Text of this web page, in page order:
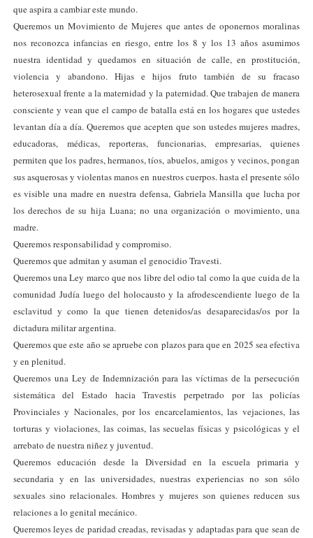
que aspira a cambiar este mundo.
Queremos un Movimiento de Mujeres que antes de oponernos moralinas
nos reconozca infancias en riesgo, entre los 8 y los 13 años asumimos
nuestra identidad y quedamos en situación de calle, en prostitución,
violencia y abandono. Hijas e hijos fruto también de su fracaso
heterosexual frente a la maternidad y la paternidad. Que trabajen de manera
consciente y vean que el campo de batalla está en los hogares que ustedes
levantan día a día. Queremos que acepten que son ustedes mujeres madres,
educadoras, médicas, reporteras, funcionarias, empresarias, quienes
permiten que los padres, hermanos, tíos, abuelos, amigos y vecinos, pongan
sus asquerosas y violentas manos en nuestros cuerpos. hasta el presente sólo
es visible una madre en nuestra defensa, Gabriela Mansilla que lucha por
los derechos de su hija Luana; no una organización o movimiento, una
madre.
Queremos responsabilidad y compromiso.
Queremos que admitan y asuman el genocidio Travesti.
Queremos una Ley marco que nos libre del odio tal como la que cuida de la
comunidad Judía luego del holocausto y la afrodescendiente luego de la
esclavitud y como la que tienen detenidos/as desaparecidas/os por la
dictadura militar argentina.
Queremos que este año se apruebe con plazos para que en 2025 sea efectiva
y en plenitud.
Queremos una Ley de Indemnización para las víctimas de la persecución
sistemática del Estado hacia Travestis perpetrado por las policías
Provinciales y Nacionales, por los encarcelamientos, las vejaciones, las
torturas y violaciones, las coimas, las secuelas físicas y psicológicas y el
arrebato de nuestra niñez y juventud.
Queremos educación desde la Diversidad en la escuela primaria y
secundaria y en las universidades, nuestras experiencias no son sólo
sexuales sino relacionales. Hombres y mujeres son quienes reducen sus
relaciones a lo genital mecánico.
Queremos leyes de paridad creadas, revisadas y adaptadas para que sean de